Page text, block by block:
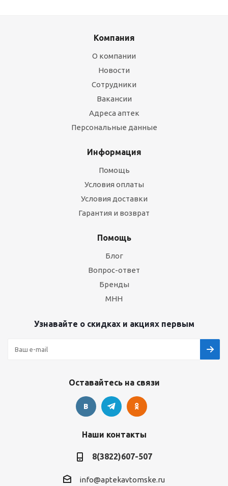
Компания
О компании
Новости
Сотрудники
Вакансии
Адреса аптек
Персональные данные
Информация
Помощь
Условия оплаты
Условия доставки
Гарантия и возврат
Помощь
Блог
Вопрос-ответ
Бренды
МНН
Узнавайте о скидках и акциях первым
Оставайтесь на связи
Наши контакты
8(3822)607-507
info@aptekavtomske.ru